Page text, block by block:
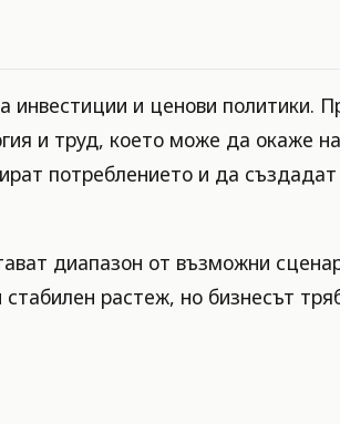
инвестиции и ценови политики.
и труд, което може да окаже
потреблението и да
диапазон от възможни
растеж, но бизнесът